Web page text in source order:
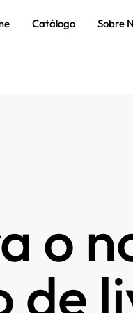
Catálogo Sobre
o
de